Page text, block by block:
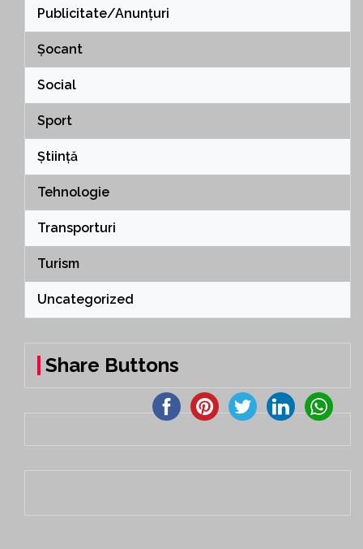
Publicitate/Anunțuri
Șocant
Social
Sport
Știință
Tehnologie
Transporturi
Turism
Uncategorized
Share Buttons